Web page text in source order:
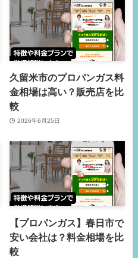
久留米市のプロパンガス料
金相場は高い？販売店を比
較
2026年6月25日
【プロパンガス】春日市で
安い会社は？料金相場を比
較